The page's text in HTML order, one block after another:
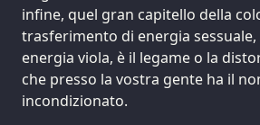
infine, quel gran capitello della
trasferimento di energia
energia viola, è il legame o la
che presso la vostra gente ha il
incondizionato.